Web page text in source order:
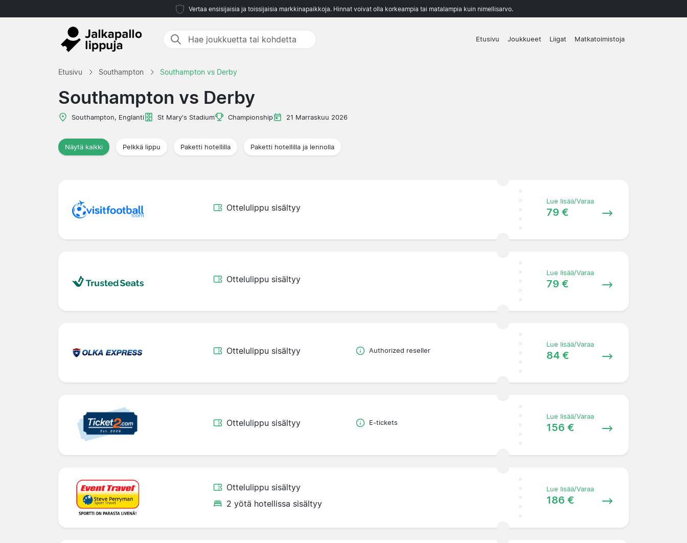
Vertaa ensisijaisia ja toissijaisia markkinapaikkoja. Hinnat voivat olla korkeampia tai matalampia kuin nimellisarvo.
Etusivu Joukkueet Liigat Matkatoimistoja
Etusivu Southampton Southampton vs Derby
Southampton vs Derby
Southampton, Englanti St Mary's Stadium Championship 21 Marraskuu 2026
Näytä kaikki Pelkkä lippu Paketti hotellilla Paketti hotellilla ja lennolla
Ottelulippu sisältyy
Lue lisää/Varaa
79 €
Ottelulippu sisältyy
Lue lisää/Varaa
79 €
Ottelulippu sisältyy Authorized reseller
Lue lisää/Varaa
84 €
Ottelulippu sisältyy E-tickets
Lue lisää/Varaa
156 €
Ottelulippu sisältyy
2 yötä hotellissa sisältyy
Lue lisää/Varaa
186 €